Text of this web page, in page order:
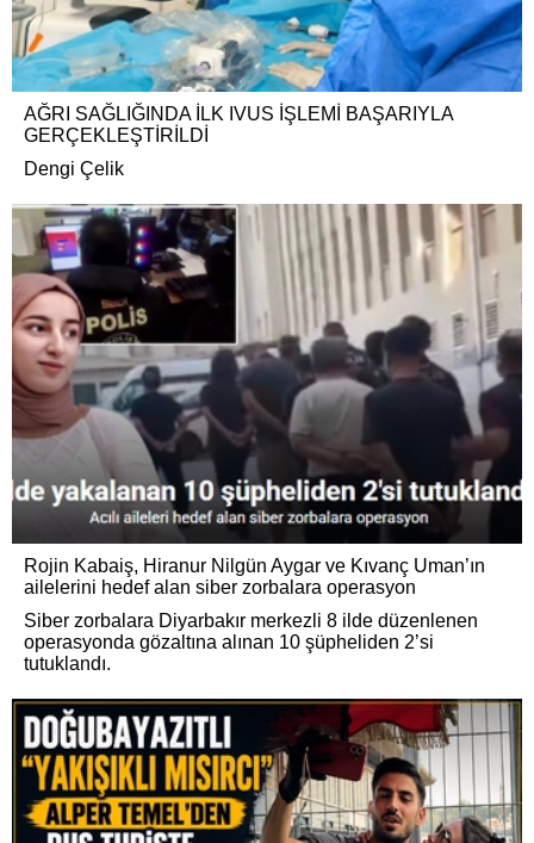
AĞRI SAĞLIĞINDA İLK IVUS İŞLEMİ BAŞARIYLA
GERÇEKLEŞTİRİLDİ
Dengi Çelik
Rojin Kabaiş, Hiranur Nilgün Aygar ve Kıvanç Uman’ın
ailelerini hedef alan siber zorbalara operasyon
Siber zorbalara Diyarbakır merkezli 8 ilde düzenlenen
operasyonda gözaltına alınan 10 şüpheliden 2’si
tutuklandı.